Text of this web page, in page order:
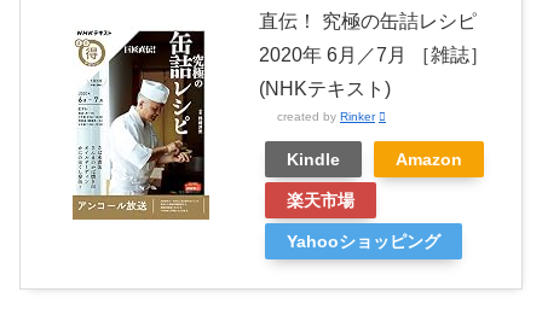
直伝！ 究極の缶詰レシピ
2020年 6月／7月 ［雑誌］
(NHKテキスト)
created by Rinker
Kindle Amazon
楽天市場
Yahooショッピング